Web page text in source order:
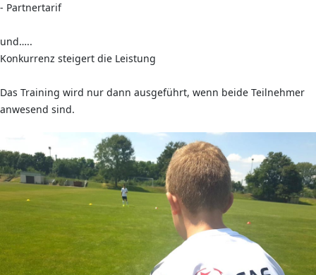
- Partnertarif
und…..
Konkurrenz steigert die Leistung
Das Training wird nur dann ausgeführt, wenn beide Teilnehmer
anwesend sind.